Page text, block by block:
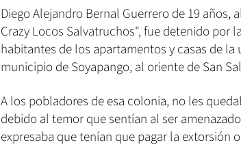
Diego Alejandro Bernal Guerrero de 19 años,
Crazy Locos Salvatruchos", fue detenido por
habitantes de los apartamentos y casas de la
municipio de Soyapango, al oriente de San
A los pobladores de esa colonia, no les
debido al temor que sentían al ser
expresaba que tenían que pagar la extorsión